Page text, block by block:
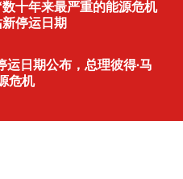
十年来最严重的能源危机
停运日期
日期公布，总理彼得·马
危机